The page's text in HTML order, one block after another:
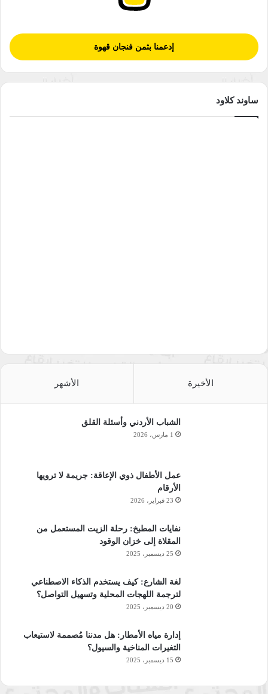
إدعمنا بثمن فنجان قهوة
ساوند كلاود
الأخيرة الأشهر
الشباب الأردني وأسئلة القلق
1 مارس، 2026
عمل الأطفال ذوي الإعاقة: جريمة لا ترويها
الأرقام
23 فبراير، 2026
نفايات المطبخ: رحلة الزيت المستعمل من
المقلاة إلى خزان الوقود
25 ديسمبر، 2025
لغة الشارع: كيف يستخدم الذكاء الاصطناعي
لترجمة اللهجات المحلية وتسهيل التواصل؟
20 ديسمبر، 2025
إدارة مياه الأمطار: هل مدننا مُصممة لاستيعاب
التغيرات المناخية والسيول؟
15 ديسمبر، 2025